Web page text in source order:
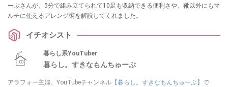
ーぶさんが、5分で組み立てられて10足も収納できる便利さや、靴以外にもマ
ルチに使えるアレンジ術を解説してくれました。
イチオシスト
暮らし系YouTuber
暮らし。すきなもんちゅーぶ
アラフォー主婦。YouTubeチャンネル 【暮らし。すきなもんちゅーぶ】 で